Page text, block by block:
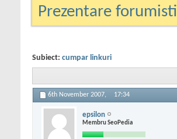
Prezentare forumisti
Subiect: cumpar linkuri
6th November 2007, 17:34
epsilon
Membru SeoPedia